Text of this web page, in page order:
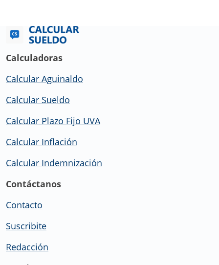
Calculadoras
Calcular Aguinaldo
Calcular Sueldo
Calcular Plazo Fijo UVA
Calcular Inflación
Calcular Indemnización
Contáctanos
Contacto
Suscribite
Redacción